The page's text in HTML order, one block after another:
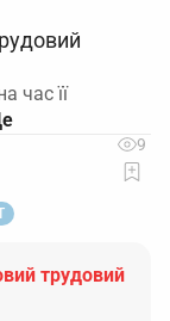
час її
9
трудовий